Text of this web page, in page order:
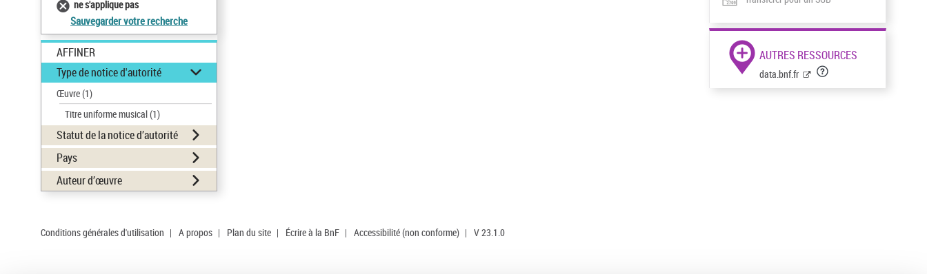
ne s'applique pas
Sauvegarder votre recherche
AFFINER
Type de notice d'autorité
Œuvre(1)
Titre uniforme musical(1)
Statut de la notice d’autorité
Pays
Auteur d’œuvre
AUTRES RESSOURCES
data.bnf.fr
Conditions générales d'utilisation | A propos | Plan du site | Écrire à la BnF | Accessibilité (non conforme) | V 23.1.0